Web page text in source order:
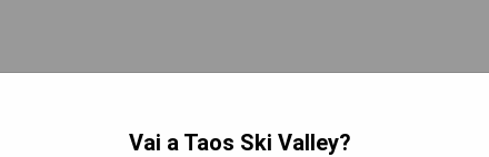
Vai a Taos Ski Valley?